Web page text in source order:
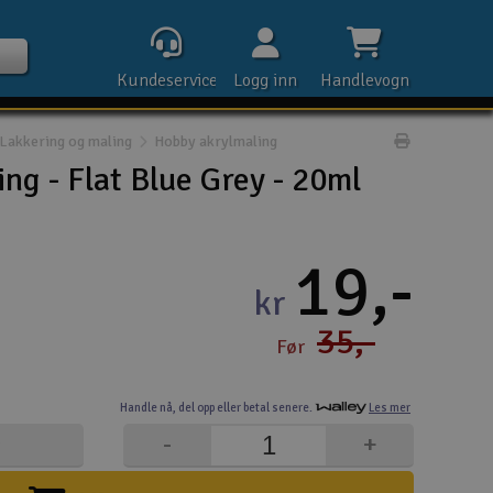
Handlevogn
Logg inn
Kundeservice
Lakkering og maling Hobby akrylmaling
- Flat Blue Grey - 20ml
Handle nå, del opp eller betal senere. Les mer
kr 19,-
Før 35,-
+
-